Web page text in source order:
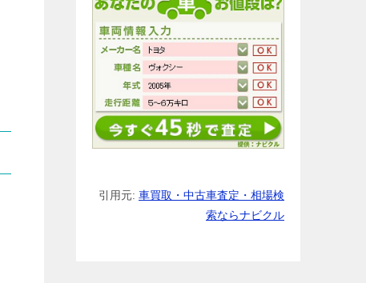
引用元: 車買取・中古車査定・相場検
索ならナビクル